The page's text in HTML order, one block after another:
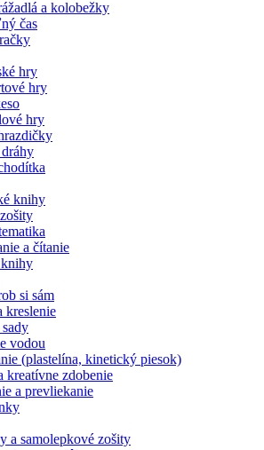
a kolobežky
čas
hry
hry
hry
knihy
a čítanie
si sám
kreslenie
vodou
(plastelína, kinetický piesok)
kreatívne zdobenie
a prevliekanie
a samolepkové zošity